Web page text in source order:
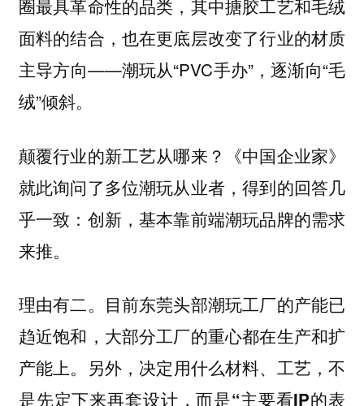
圈最具革命性的品类，其中搪胶工艺和毛绒
面料的结合，也在更底层改变了行业的材质
主导方向——潮玩从“PVC手办”，逐渐向“毛
绒”倾斜。
颠覆行业的新工艺从哪来？《中国企业家》
就此询问了多位潮玩从业者，得到的回答几
乎一致：创新，基本靠前端潮玩品牌的需求
来推。
理由有二。目前东莞头部潮玩工厂的产能已
趋近饱和，大部分工厂的重心都在生产和扩
产能上。另外， 决定用什么材料、工艺，不
是先定下来再套设计，而是“主要看IP的表